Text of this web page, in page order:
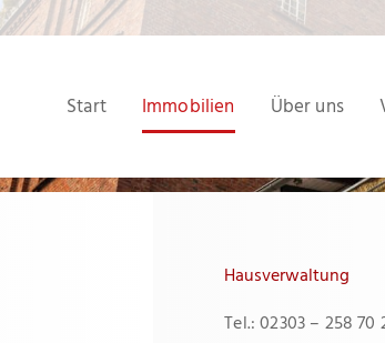
Start Immobilien Über uns
Hausverwaltung
Tel.: 02303 – 258 70